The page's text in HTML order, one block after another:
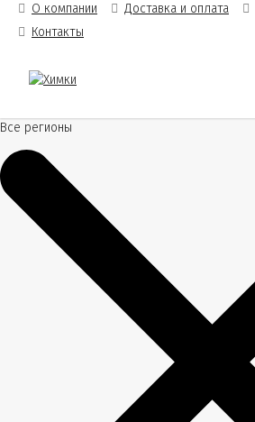
О компании
Доставка и оплата
Контакты
Все регионы